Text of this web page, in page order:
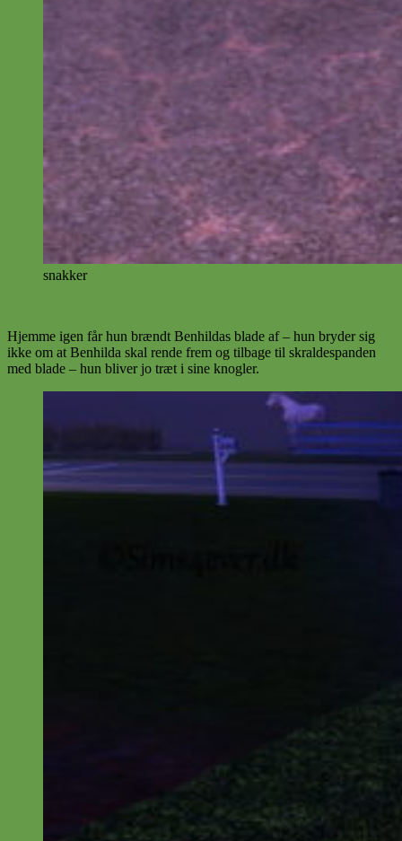
snakker
Hjemme igen får hun brændt Benhildas blade af – hun bryder sig
ikke om at Benhilda skal rende frem og tilbage til skraldespanden
med blade – hun bliver jo træt i sine knogler.